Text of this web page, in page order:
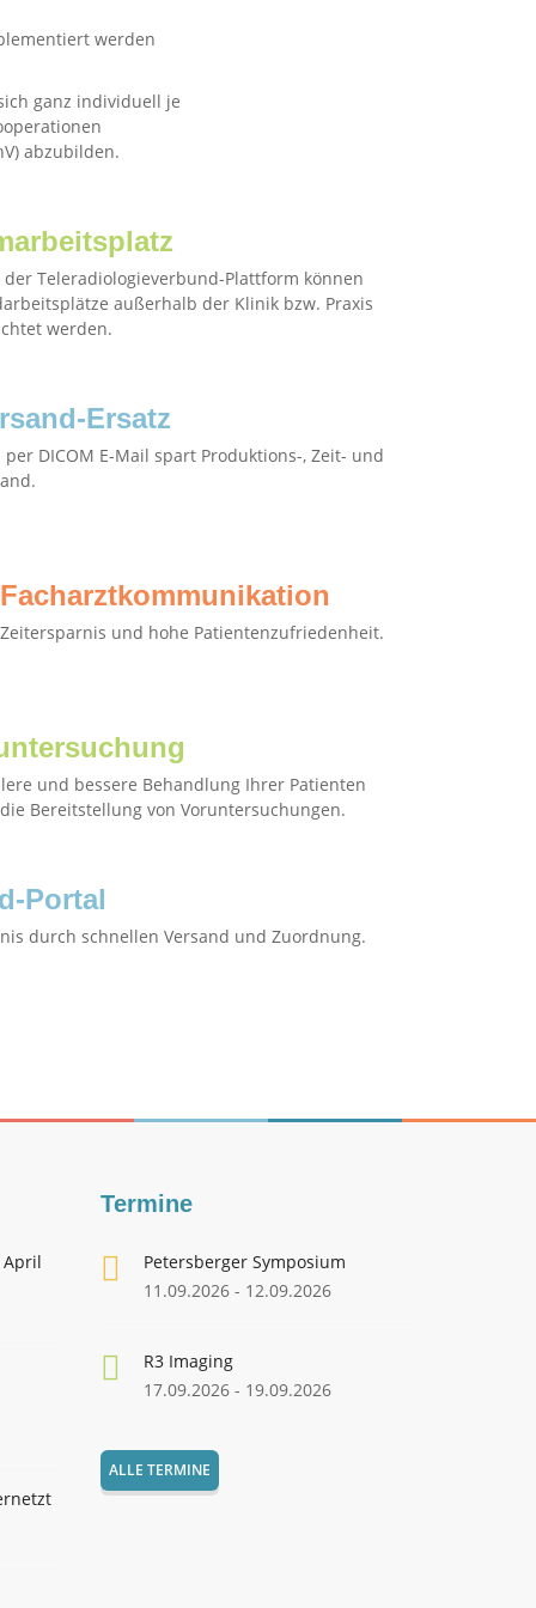
werden
ganz individuell je
abzubilden.
Teleradiologieverbund-Plattform können
außerhalb der Klinik bzw. Praxis
werden.
Ersatz
DICOM E-Mail spart Produktions-, Zeit- und
Facharztkommunikation
Zeitersparnis und hohe Patientenzufriedenheit.
und bessere Behandlung Ihrer Patienten
Bereitstellung von Voruntersuchungen.
Portal
durch schnellen Versand und Zuordnung.
April
Termine
Petersberger Symposium
11.09.2026 - 12.09.2026
R3 Imaging
17.09.2026 - 19.09.2026
ALLE TERMINE